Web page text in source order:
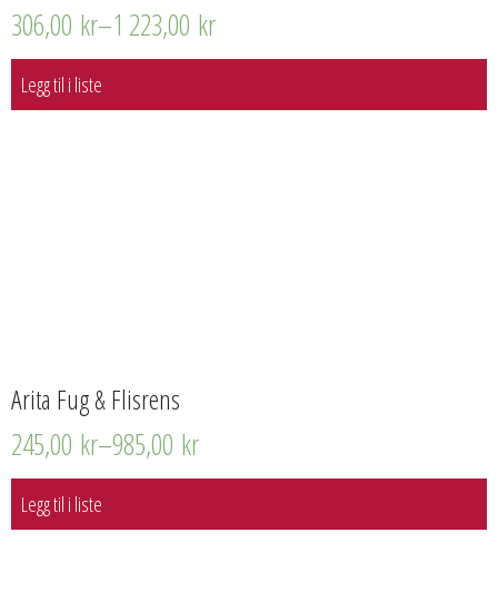
306,00 kr–1 223,00 kr
Legg til i liste
Arita Fug & Flisrens
245,00 kr–985,00 kr
Legg til i liste